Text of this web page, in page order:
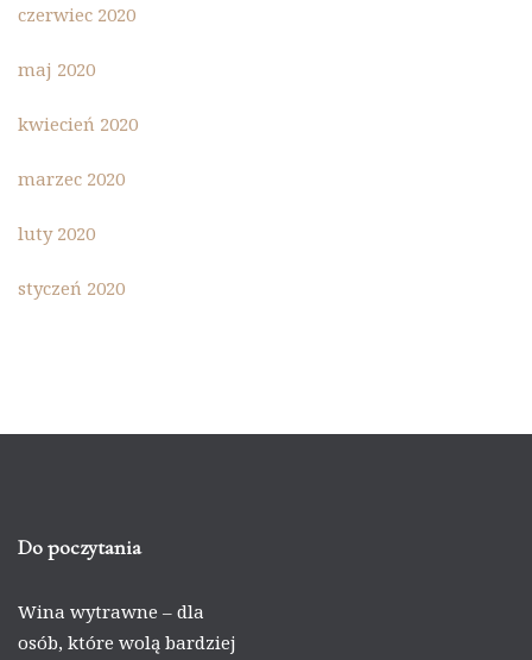
czerwiec 2020
maj 2020
kwiecień 2020
marzec 2020
luty 2020
styczeń 2020
Do poczytania
Wina wytrawne – dla
osób, które wolą bardziej